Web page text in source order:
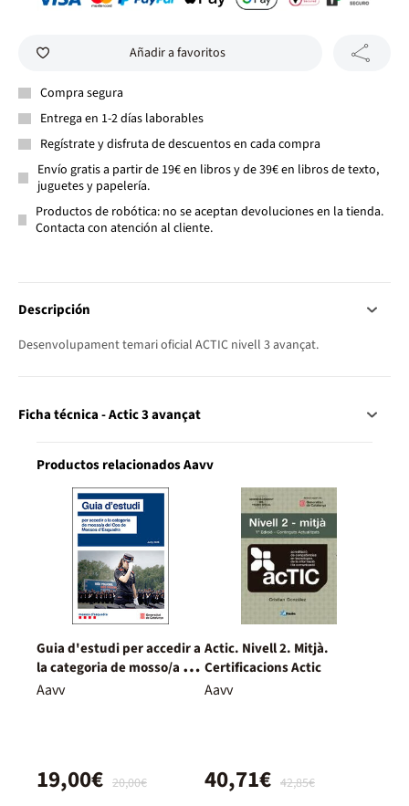
Añadir a favoritos
Compra segura
Entrega en 1-2 días laborables
Regístrate y disfruta de descuentos en cada compra
Envío gratis a partir de 19€ en libros y de 39€ en libros de texto,
juguetes y papelería.
Productos de robótica: no se aceptan devoluciones en la tienda.
Contacta con atención al cliente.
Descripción
Desenvolupament temari oficial ACTIC nivell 3 avançat.
Ficha técnica - Actic 3 avançat
Productos relacionados Aavv
Guia d'estudi per accedir a
la categoria de mosso/a del
Cos de Mossos d'Esquadra.
Aavv
20,00€
19,00€
Actic. Nivell 2. Mitjà.
Certificacions Actic
Aavv
42,85€
40,71€